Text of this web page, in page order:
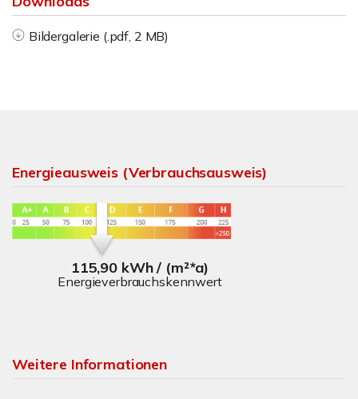
Bildergalerie (.pdf, 2 MB)
Energieausweis (Verbrauchsausweis)
115,90 kWh / (m²*a)
Energieverbrauchskennwert
Weitere Informationen